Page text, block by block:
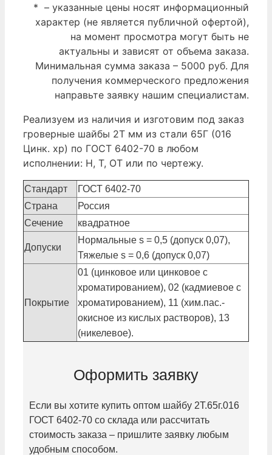
* – указанные цены носят информационный
характер (не является публичной офертой),
на момент просмотра могут быть не
актуальны и зависят от объема заказа.
Минимальная сумма заказа – 5000 руб. Для
получения коммерческого предложения
направьте заявку нашим специалистам.
Реализуем из наличия и изготовим под заказ
гроверные шайбы 2Т мм из стали 65Г (016
Цинк. хр) по ГОСТ 6402-70 в любом
исполнении: Н, Т, ОТ или по чертежу.
Стандарт
ГОСТ 6402-70
Страна
Россия
Сечение
квадратное
Допуски
Нормальные s = 0,5 (допуск 0,07),
Тяжелые s = 0,6 (допуск 0,07)
Покрытие
01 (цинковое или цинковое с
хроматированием), 02 (кадмиевое с
хроматированием), 11 (хим.пас.-
окисное из кислых растворов), 13
(никелевое).
Оформить заявку
Если вы хотите купить оптом шайбу 2Т.65г.016
ГОСТ 6402-70 со склада или рассчитать
стоимость заказа – пришлите заявку любым
удобным способом.